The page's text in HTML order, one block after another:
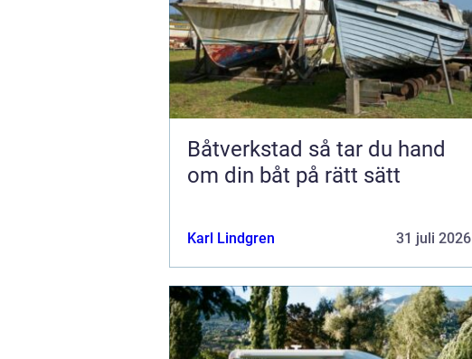
Båtverkstad så tar du hand
om din båt på rätt sätt
Karl Lindgren 31 juli 2026